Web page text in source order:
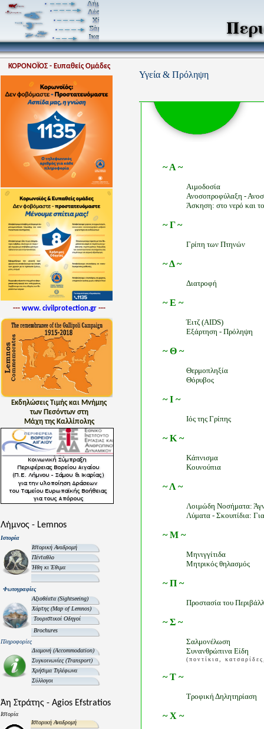
ΚΟΡΟΝΟΪΟΣ - Ευπαθείς Ομάδες
--- www. civilprotection.gr---
Εκδηλώσεις Τιμής και Μνήμης
των Πεσόντων στη
Μάχη της Καλλίπολης
Λήμνος - Lemnos
Ιστορία
Ιστορική Αναδρομή
Πένταθλο
Ήθη κι Έθιμα
Φωτογραφίες
Αξιοθέατα(Sightseeing)
Χάρτης(Map of Lemnos)
Τουριστικοί Οδηγοί
Brochures
Πληροφορίες
Διαμονή (Accommodation)
Συγκοινωνίες (Transport)
Χρήσιμα Τηλέφωνα
Σύλλογοι
Άη Στράτης - Agios Efstratios
Ιστορία
Ιστορική Αναδρομή
Υγεία & Πρόληψη
~ Α ~
Αιμοδοσία
Ανοσοπροφύλαξη -
Άσκηση: στο νερό και
~ Γ ~
Γρίπη των Πτηνών
~ Δ ~
Διατροφή
~ Ε ~
Έιτζ (AIDS)
Εξάρτηση - Πρόληψη
~ Θ ~
Θερμοπληξία
Θόρυβος
~ Ι ~
Ιός της Γρίπης
~ Κ ~
Κάπνισμα
Κουνούπια
~ Λ ~
Λοιμώδη Νοσήματα:
Λύματα - Σκουπίδια:
~ Μ ~
Μηνιγγίτιδα
Μητρικός θηλασμός
~ Π ~
Προστασία του
~ Σ ~
Σαλμονέλωση
Συνανθρώπινα Είδη
(ποντίκια,
~ Τ ~
Τροφική Δηλητηρίαση
~ Χ ~